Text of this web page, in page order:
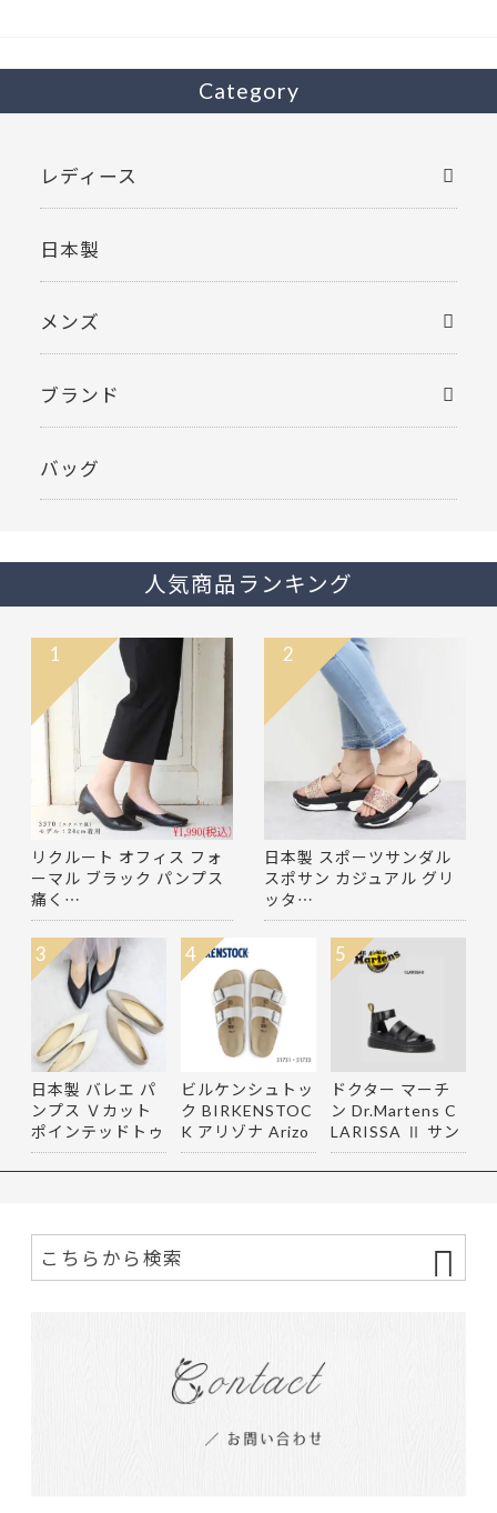
Category
レディース
日本製
メンズ
ブランド
バッグ
人気商品ランキング
リクルート オフィス フォ
ーマル ブラック パンプス
痛く…
1
日本製 スポーツサンダル
スポサン カジュアル グリ
ッタ…
2
日本製 バレエ パ
ンプス Ｖカット
ポインテッドトゥ
ロー…
3
ビルケンシュトッ
ク BIRKENSTOC
K アリゾナ Arizo
na サン…
4
ドクター マーチ
ン Dr.Martens C
LARISSA Ⅱ サン
ダル
5